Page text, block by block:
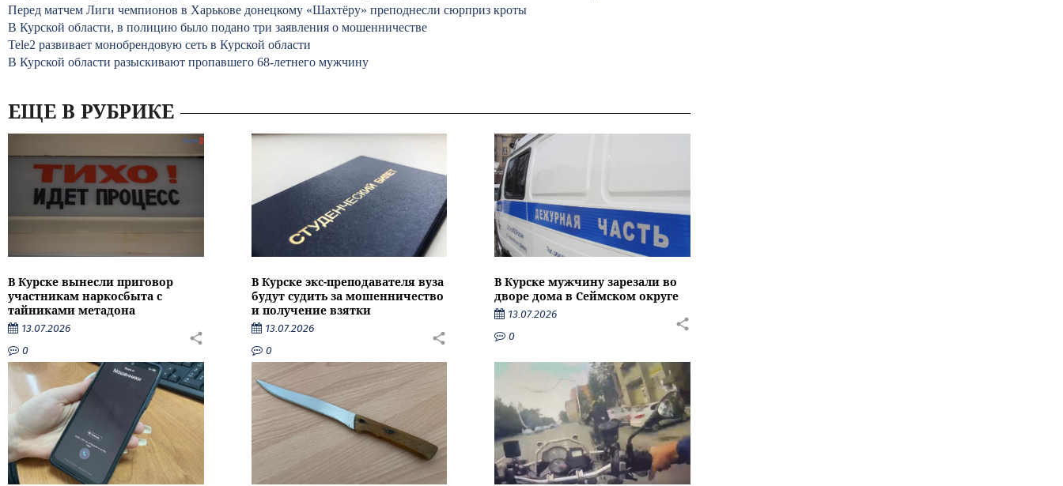
Перед матчем Лиги чемпионов в Харькове донецкому «Шахтёру» преподнесли сюрприз кроты
В Курской области, в полицию было подано три заявления о мошенничестве
Tele2 развивает монобрендовую сеть в Курской области
В Курской области разыскивают пропавшего 68-летнего мужчину
ЕЩЕ В РУБРИКЕ
В Курске вынесли приговор
участникам наркосбыта с
тайниками метадона
13.07.2026
0
В Курске экс-преподавателя вуза
будут судить за мошенничество
и получение взятки
13.07.2026
0
В Курске мужчину зарезали во
дворе дома в Сеймском округе
13.07.2026
0